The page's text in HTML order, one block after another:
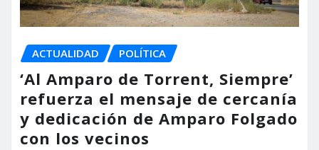
ACTUALIDAD POLÍTICA
‘Al Amparo de Torrent, Siempre’
refuerza el mensaje de cercanía
y dedicación de Amparo Folgado
con los vecinos